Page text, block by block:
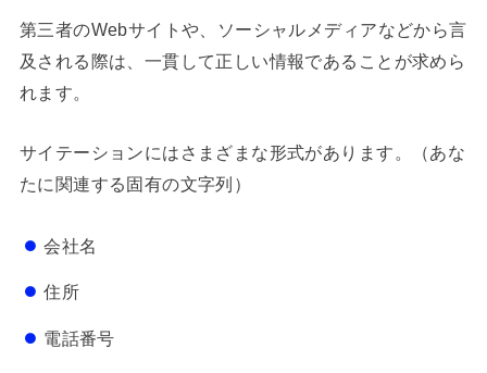
第三者のWebサイトや、ソーシャルメディアなどから言
及される際は、一貫して正しい情報であることが求めら
れます。
サイテーションにはさまざまな形式があります。（あな
たに関連する固有の文字列）
会社名
住所
電話番号